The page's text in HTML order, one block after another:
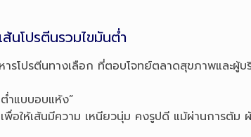
นโปรตีนรวมไขมันต่ำ
โปรตีนทางเลือก ที่ตอบโจทย์ตลาดสุขภาพและผู้บ
ำแบบอบแห้ง”
พื่อให้เส้นมีความ เหนียวนุ่ม คงรูปดี แม้ผ่านการต้ม